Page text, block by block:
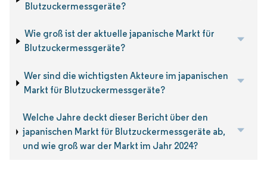
Blutzuckermessgeräte?
Wie groß ist der aktuelle japanische Markt für
Blutzuckermessgeräte?
Wer sind die wichtigsten Akteure im japanischen
Markt für Blutzuckermessgeräte?
Welche Jahre deckt dieser Bericht über den
japanischen Markt für Blutzuckermessgeräte ab,
und wie groß war der Markt im Jahr 2024?